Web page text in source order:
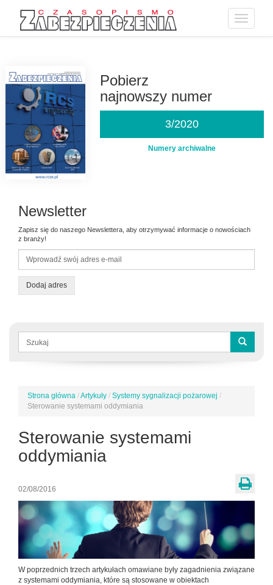
Toggle
Pobierz
najnowszy numer
3/2020
Numery archiwalne
Newsletter
Zapisz się do naszego Newslettera, aby otrzymywać informacje o nowościach
z branży!
Dodaj adres
Formularz
wyszukiwania
Jesteś
tutaj
Strona główna /Artykuły / Systemy sygnalizacji pożarowej /
Sterowanie systemami oddymiania
Sterowanie systemami
oddymiania
02/08/2016
W poprzednich trzech artykułach omawiane były zagadnienia związane
z systemami oddymiania, które są stosowane w obiektach